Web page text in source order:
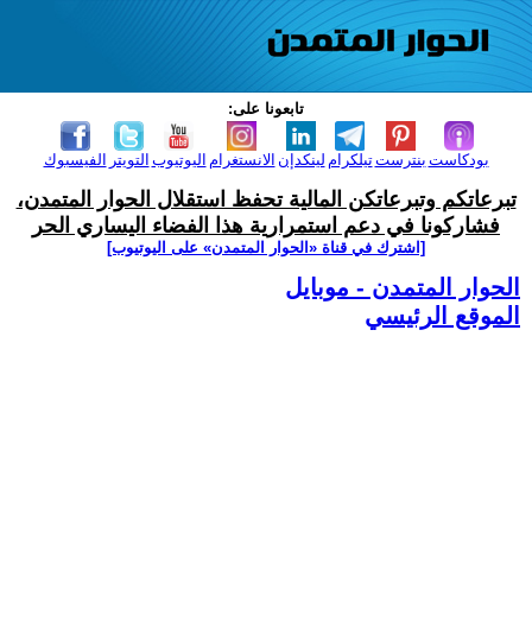
تابعونا على:
الفيسبوك التويتر اليوتيوب الانستغرام لينكدإن تيلكرامبنترست بودكاست
تبرعاتكم وتبرعاتكن المالية تحفظ استقلال الحوار المتمدن،
فشاركونا في دعم استمرارية هذا الفضاء اليساري الحر
[اشترك في قناة ‫«الحوار المتمدن» على اليوتيوب]
الحوار المتمدن - موبايل
الموقع الرئيسي